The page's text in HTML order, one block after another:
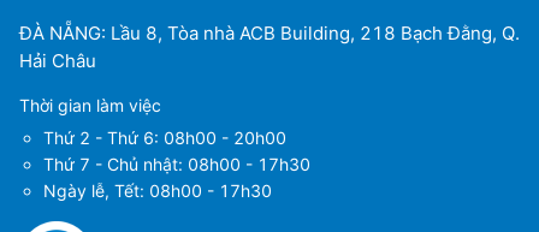
ĐÀ NẴNG: Lầu 8, Tòa nhà ACB Building, 218 Bạch Đằng, Q.
Hải Châu
Thời gian làm việc
Thứ 2 - Thứ 6: 08h00 - 20h00
Thứ 7 - Chủ nhật: 08h00 - 17h30
Ngày lễ, Tết: 08h00 - 17h30